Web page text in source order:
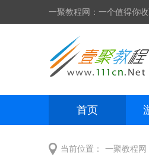
一聚教程网：一个值得你
首页
当前位置： 一聚教程网